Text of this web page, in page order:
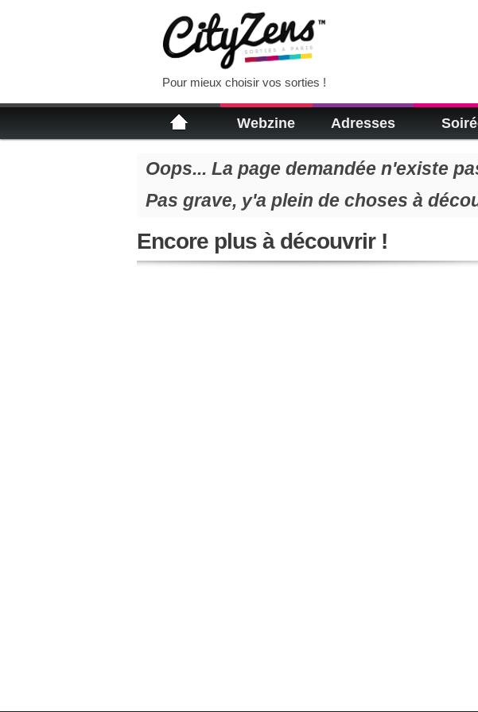
Pour mieux choisir vos sorties !
Webzine Adresses
Oops... La page demandée n'existe
Pas grave, y'a plein de choses à
Encore plus à découvrir !